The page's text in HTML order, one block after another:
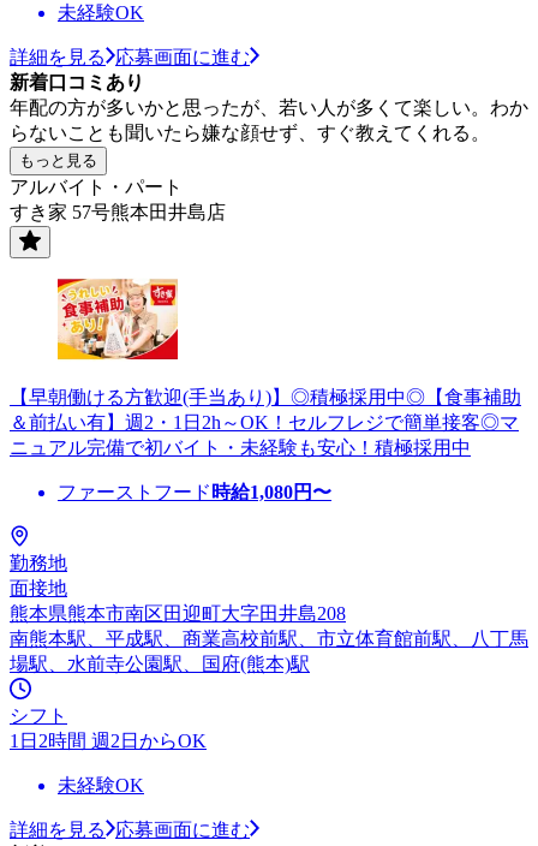
未経験OK
詳細を見る
応募画面に進む
新着口コミあり
年配の方が多いかと思ったが、若い人が多くて楽しい。わか
らないことも聞いたら嫌な顔せず、すぐ教えてくれる。
もっと見る
アルバイト・パート
すき家 57号熊本田井島店
【早朝働ける方歓迎(手当あり)】◎積極採用中◎【食事補助
＆前払い有】週2・1日2h～OK！セルフレジで簡単接客◎マ
ニュアル完備で初バイト・未経験も安心！積極採用中
ファーストフード 時給1,080円〜
勤務地
面接地
熊本県熊本市南区田迎町大字田井島208
南熊本駅、平成駅、商業高校前駅、市立体育館前駅、八丁馬
場駅、水前寺公園駅、国府(熊本)駅
シフト
1日2時間 週2日からOK
未経験OK
詳細を見る
応募画面に進む